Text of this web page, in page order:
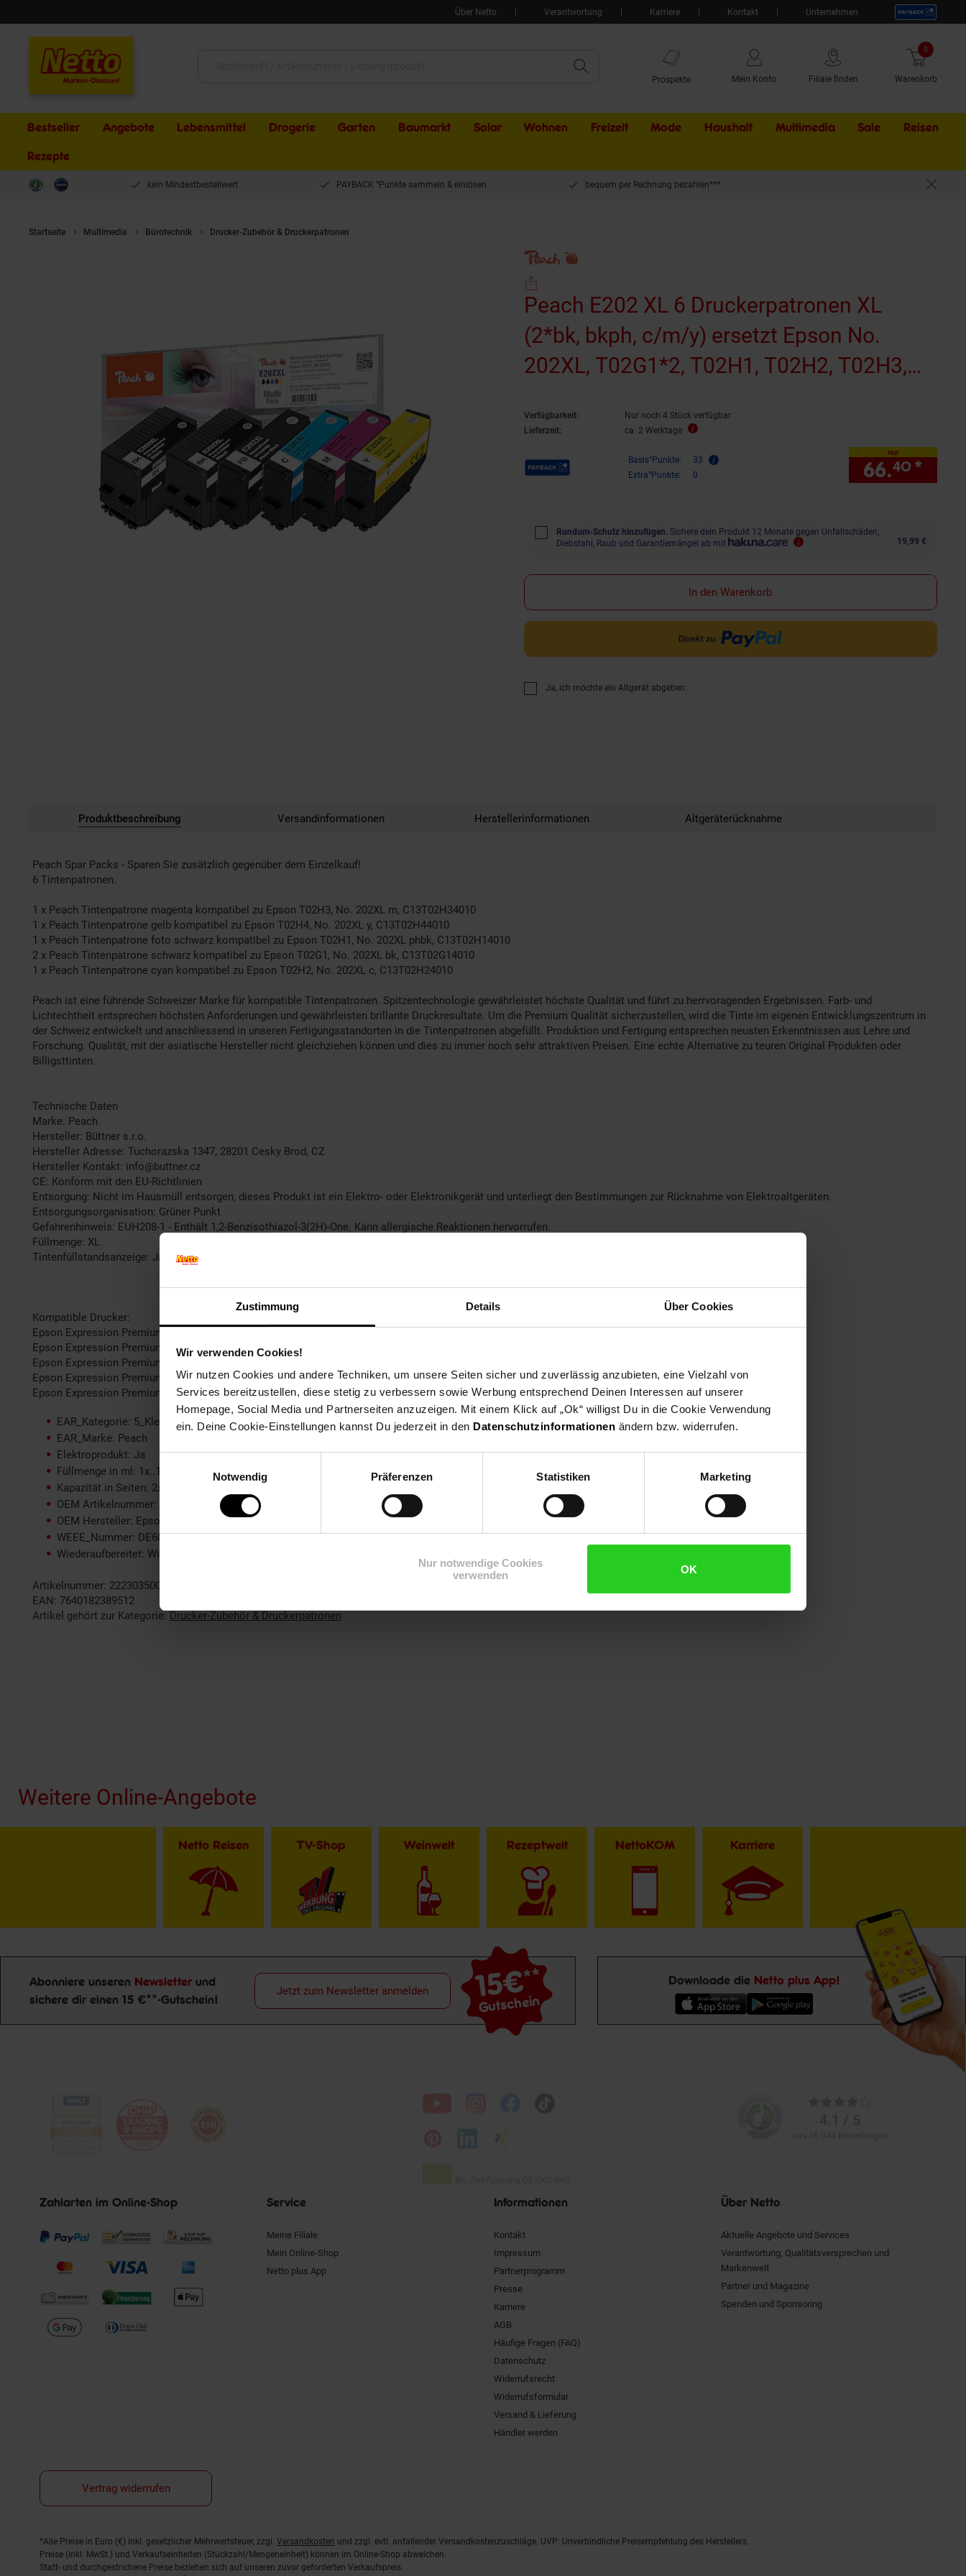
Zustimmung Details Über Cookies
Wir verwenden Cookies!
Wir nutzen Cookies und andere Techniken, um unsere Seiten sicher und zuverlässig anzubieten, eine Vielzahl von
Services bereitzustellen, diese stetig zu verbessern sowie Werbung entsprechend Deinen Interessen auf unserer
Homepage, Social Media und Partnerseiten anzuzeigen. Mit einem Klick auf „Ok“ willigst Du in die Cookie Verwendung
ein. Deine Cookie-Einstellungen kannst Du jederzeit in den Datenschutzinformationen ändern bzw. widerrufen.
Notwendig
Präferenzen Statistiken Marketing
Nur notwendige Cookies
verwenden
OK
Über Netto Verantwortung Karriere Kontakt Unternehmen
Prospekte Mein Konto Filiale finden Warenkorb
0 Artikel
Bestseller Angebote Lebensmittel Drogerie Garten Baumarkt Solar Wohnen Freizeit Mode Haushalt Multimedia Sale Externer
Reisen
Rezepte
kein Mindestbestellwert PAYBACK °Punkte sammeln & einlösen bequem per Rechnung bezahlen***
Startseite Multimedia Bürotechnik Drucker-Zubehör & Druckerpatronen
Peach E202 XL 6 Druckerpatronen XL
(2*bk, bkph, c/m/y) ersetzt Epson No.
202XL, T02G1*2, T02H1, T02H2, T02H3,
Verfügbarkeit:
Nur noch 4 Stück verfügbar
Lieferzeit:
ca. 2 Werktage
Payback Punkte Basis°Punkte:
33
Extra°Punkte:
0
nur
66.40 *
Rundum-Schutz hinzufügen. Sichere dein Produkt 12 Monate gegen Unfallschäden,
Diebstahl, Raub und Garantiemängel ab mit
19,99 €
In den Warenkorb
Ja, ich möchte ein Altgerät abgeben.
Produktbeschreibung Versandinformationen Herstellerinformationen Altgeräterücknahme
Peach Spar Packs - Sparen Sie zusätzlich gegenüber dem Einzelkauf!
6 Tintenpatronen.
1 x Peach Tintenpatrone magenta kompatibel zu Epson T02H3, No. 202XL m, C13T02H34010
1 x Peach Tintenpatrone gelb kompatibel zu Epson T02H4, No. 202XL y, C13T02H44010
1 x Peach Tintenpatrone foto schwarz kompatibel zu Epson T02H1, No. 202XL phbk, C13T02H14010
2 x Peach Tintenpatrone schwarz kompatibel zu Epson T02G1, No. 202XL bk, C13T02G14010
1 x Peach Tintenpatrone cyan kompatibel zu Epson T02H2, No. 202XL c, C13T02H24010
Peach ist eine führende Schweizer Marke für kompatible Tintenpatronen. Spitzentechnologie gewährleistet höchste Qualität und führt zu herrvoragenden Ergebnissen. Farb- und
Lichtechtheit entsprechen höchsten Anforderungen und gewährleisten brillante Druckresultate. Um die Premium Qualität sicherzustellen, wird die Tinte im eigenen Entwicklungszentrum in
der Schweiz entwickelt und anschliessend in unseren Fertigungsstandorten in die Tintenpatronen abgefüllt. Produktion und Fertigung entsprechen neusten Erkenntnissen aus Lehre und
Forschung. Qualität, mit der asiatische Hersteller nicht gleichziehen können und dies zu immer noch sehr attraktiven Preisen. Eine echte Alternative zu teuren Original Produkten oder
Billigsttinten.
Technische Daten
Marke: Peach
Hersteller: Büttner s.r.o.
Hersteller Adresse: Tuchorazska 1347, 28201 Cesky Brod, CZ
Hersteller Kontakt: info@buttner.cz
CE: Konform mit den EU-Richtlinien
Entsorgung: Nicht im Hausmüll entsorgen, dieses Produkt ist ein Elektro- oder Elektronikgerät und unterliegt den Bestimmungen zur Rücknahme von Elektroaltgeräten.
Entsorgungsorganisation: Grüner Punkt
Gefahrenhinweis: EUH208-1 - Enthält 1,2-Benzisothiazol-3(2H)-One. Kann allergische Reaktionen hervorrufen.
Füllmenge: XL
Tintenfüllstandsanzeige: Ja
Kompatible Drucker:
Epson Expression Premium XP-6000,
Epson Expression Premium XP-6005,
Epson Expression Premium XP-6100,
Epson Expression Premium XP-6100 Series,
Epson Expression Premium XP-6105
EAR_Kategorie: 5_Kleingeräte
EAR_Marke: Peach
Elektroprodukt: Ja
Füllmenge in ml: 1x..1320, 4x8.5
Kapazität in Seiten: 2x560, ---, 815, 565, 585
OEM Artikelnummer: No. 202XL, T02G1*2, T02H1, T02H2, T02H3, T02H4
OEM Hersteller: Epson
WEEE_Nummer: DE60366366
Wiederaufbereitet: Wiederaufbereitetes Produkt
Artikelnummer: 2223035000
EAN: 7640182389512
Artikel gehört zur Kategorie: Drucker-Zubehör & Druckerpatronen
Weitere Online-Angebote
Netto Reisen TV-Shop Weinwelt Rezeptwelt NettoKOM Karriere
Newsletter Anmeldung
Abonniere unseren Newsletter und
sichere dir einen 15 €**-Gutschein!
15€**
Gutschein
Jetzt zum Newsletter anmelden
Downloade die Netto plus App!
Zahlarten im Online-Shop Service
Meine Filiale
Mein Online-Shop
Netto plus App
Informationen
Kontakt
Impressum
Partnerprogramm
Presse
Karriere
AGB
Häufige Fragen (FAQ)
Datenschutz
Widerrufsrecht
Widerrufsformular
Versand & Lieferung
Händler werden
Über Netto
Aktuelle Angebote und Services
Verantwortung, Qualitätsversprechen und
Markenwelt
Partner und Magazine
Spenden und Sponsoring
Vertrag widerrufen
Fußnoten
*Alle Preise in Euro (€) inkl. gesetzlicher Mehrwertsteuer, zzgl. Versandkosten und zzgl. evtl. anfallender Versandkostenzuschläge. UVP: Unverbindliche Preisempfehlung des Herstellers.
Preise (inkl. MwSt.) und Verkaufseinheiten (Stückzahl/Mengeneinheit) können im Online-Shop abweichen.
Statt- und durchgestrichene Preise beziehen sich auf unseren zuvor geforderten Verkaufspreis.